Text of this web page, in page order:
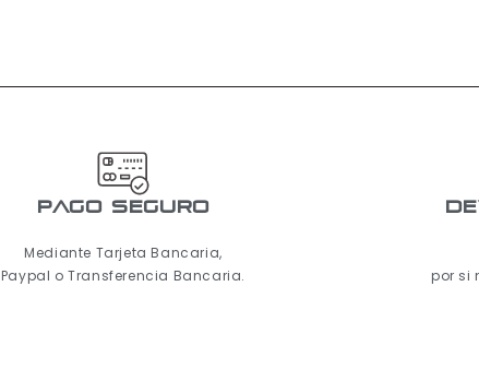
pago seguro
Mediante Tarjeta Bancaria,
Paypal o Transferencia Bancaria.
por si